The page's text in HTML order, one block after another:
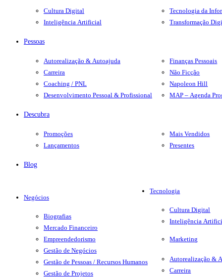
Cultura Digital
Inteligência Artificial
Tecnologia da
Transformação
Pessoas
Autorealização & Autoajuda
Carreira
Coaching / PNL
Desenvolvimento Pessoal & Profissional
Finanças Pessoais
Não Ficção
Napoleon Hill
MAP – Agenda
Descubra
Promoções
Lançamentos
Mais Vendidos
Presentes
Blog
Negócios
Biografias
Mercado Financeiro
Empreendedorismo
Gestão de Negócios
Gestão de Pessoas / Recursos Humanos
Gestão de Projetos
Marketing
Metas
Negociação
Tecnologia
Cultura Digital
Inteligência
Pessoas
Autorealização &
Carreira